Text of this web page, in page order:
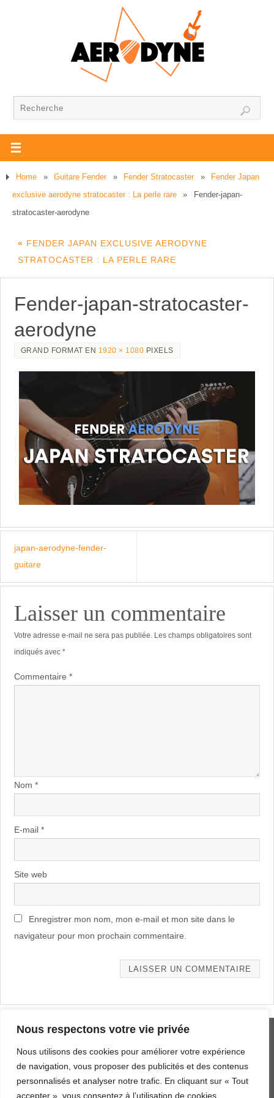
Nous respectons votre vie privée
Nous utilisons des cookies pour améliorer votre expérience
de navigation, vous proposer des publicités et des contenus
personnalisés et analyser notre trafic. En cliquant sur « Tout
accepter », vous consentez à l’utilisation de cookies.
Home » Guitare Fender » Fender Stratocaster »
Fender Japan
exclusive aerodyne stratocaster : La perle rare
»
Fender-japan-
stratocaster-aerodyne
« FENDER JAPAN EXCLUSIVE AERODYNE
STRATOCASTER : LA PERLE RARE
Fender-japan-stratocaster-
aerodyne
GRAND FORMAT EN 1920 × 1080 PIXELS
japan-aerodyne-fender-
guitare
Laisser un commentaire
Votre adresse e-mail ne sera pas publiée. Les champs obligatoires sont
indiqués avec *
Commentaire *
Nom *
E-mail *
Site web
Enregistrer mon nom, mon e-mail et mon site dans le
navigateur pour mon prochain commentaire.
PLAN DU SITE
AERODYNE.FR DEPUIS 2019